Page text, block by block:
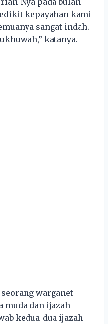
kepayahan kami
sangat indah.
katanya.
warganet
muda dan ijazah
kedua-dua ijazah